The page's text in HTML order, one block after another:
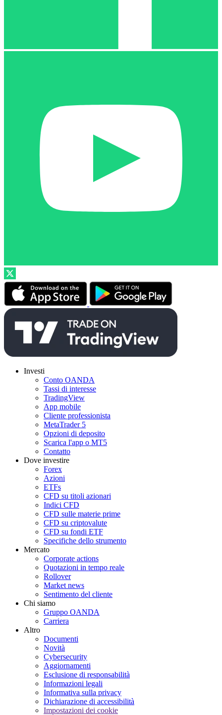
Investi
Conto OANDA
Tassi di interesse
TradingView
App mobile
Cliente professionista
MetaTrader 5
Opzioni di deposito
Scarica l'app o MT5
Contatto
Dove investire
Forex
Azioni
ETFs
CFD su titoli azionari
Indici CFD
CFD sulle materie prime
CFD su criptovalute
CFD su fondi ETF
Specifiche dello strumento
Mercato
Corporate actions
Quotazioni in tempo reale
Rollover
Market news
Sentimento del cliente
Chi siamo
Gruppo OANDA
Carriera
Altro
Documenti
Novità
Cybersecurity
Aggiornamenti
Esclusione di responsabilità
Informazioni legali
Informativa sulla privacy
Dichiarazione di accessibilità
Impostazioni dei cookie